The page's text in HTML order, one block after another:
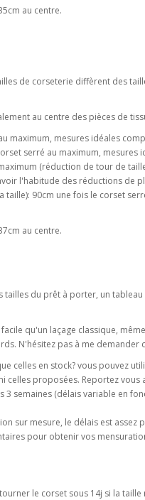
au centre.
de corseterie diffèrent des
au centre des pièces de
maximum, mesures idéales
serré au maximum, mesures
(réduction de tour de
l'habitude des réductions de
taille): 90cm une fois le corset
au centre.
tailles du prêt à porter, un
qu'un laçage classique,
N'hésitez pas à me demander
celles en stock? vous pouvez
celles proposées. Reportez
semaines (délais variable en
sur mesure, le délais est
pour obtenir vos
le corset sous 14j si la